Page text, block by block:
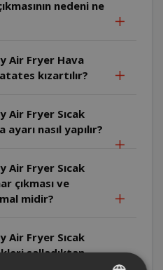
nedeni ne
Air Fryer Hava
kızartılır?
Air Fryer Sıcak
nasıl yapılır?
Air Fryer Sıcak
çıkması ve
midir?
Air Fryer Sıcak